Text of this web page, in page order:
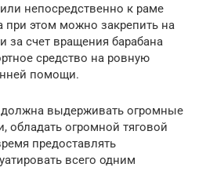
непосредственно к раме
при этом можно закрепить на
за счет вращения барабана
средство на ровную
помощи.
должна выдерживать огромные
обладать огромной тяговой
предоставлять
всего одним